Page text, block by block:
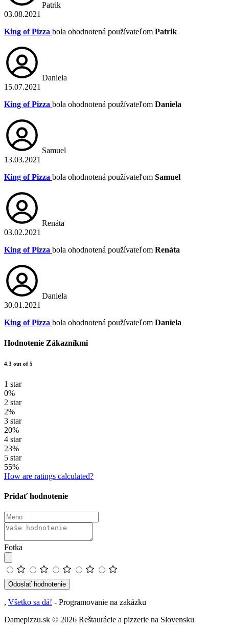
Patrik
03.08.2021
King of Pizza bola ohodnotená používateľom Patrik
Daniela
15.07.2021
King of Pizza bola ohodnotená používateľom Daniela
Samuel
13.03.2021
King of Pizza bola ohodnotená používateľom Samuel
Renáta
03.02.2021
King of Pizza bola ohodnotená používateľom Renáta
Daniela
30.01.2021
King of Pizza bola ohodnotená používateľom Daniela
Hodnotenie Zákazníkmi
4.3 out of 5
1 star
0%
2 star
2%
3 star
20%
4 star
23%
5 star
55%
How are ratings calculated?
Pridať hodnotenie
Fotka
Odoslať hodnotenie
, Všetko sa dá! - Programovanie na zakázku
Damepizzu.sk © 2026 Reštaurácie a pizzerie na Slovensku